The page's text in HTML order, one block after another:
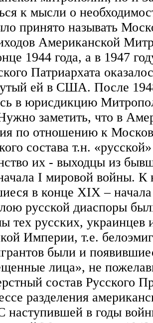
к мысли о
принято называть
Американской
1944 года, а в 1947
Патриархата
ей в США. После
в юрисдикцию
что в
по отношению к
состава т.н.
их - выходцы из
I мировой войны. К
в конце XIX –
русской диаспоры
тех русских,
Империи, т.е.
были и
лица», не
состав Русского
разделения
в годы войны